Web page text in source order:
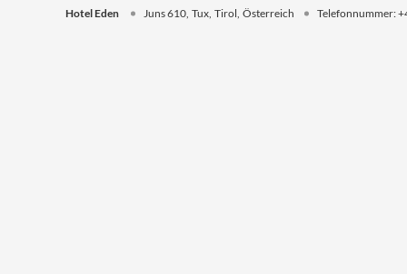
Hotel Eden Juns 610 Tux Tirol Österreich Telefonnummer: